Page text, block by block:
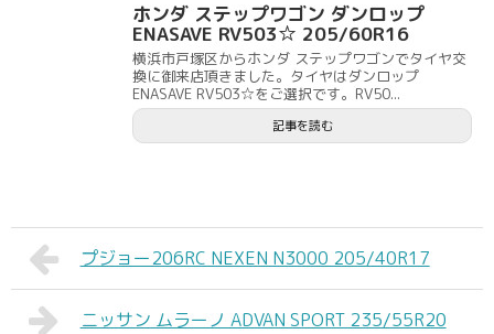
ホンダ ステップワゴン ダンロップ
ENASAVE RV503☆ 205/60R16
横浜市戸塚区からホンダ ステップワゴンでタイヤ交
換に御来店頂きました。タイヤはダンロップ
ENASAVE RV503☆をご選択です。RV50...
記事を読む
プジョー206RC NEXEN N3000 205/40R17
ニッサン ムラーノ ADVAN SPORT 235/55R20